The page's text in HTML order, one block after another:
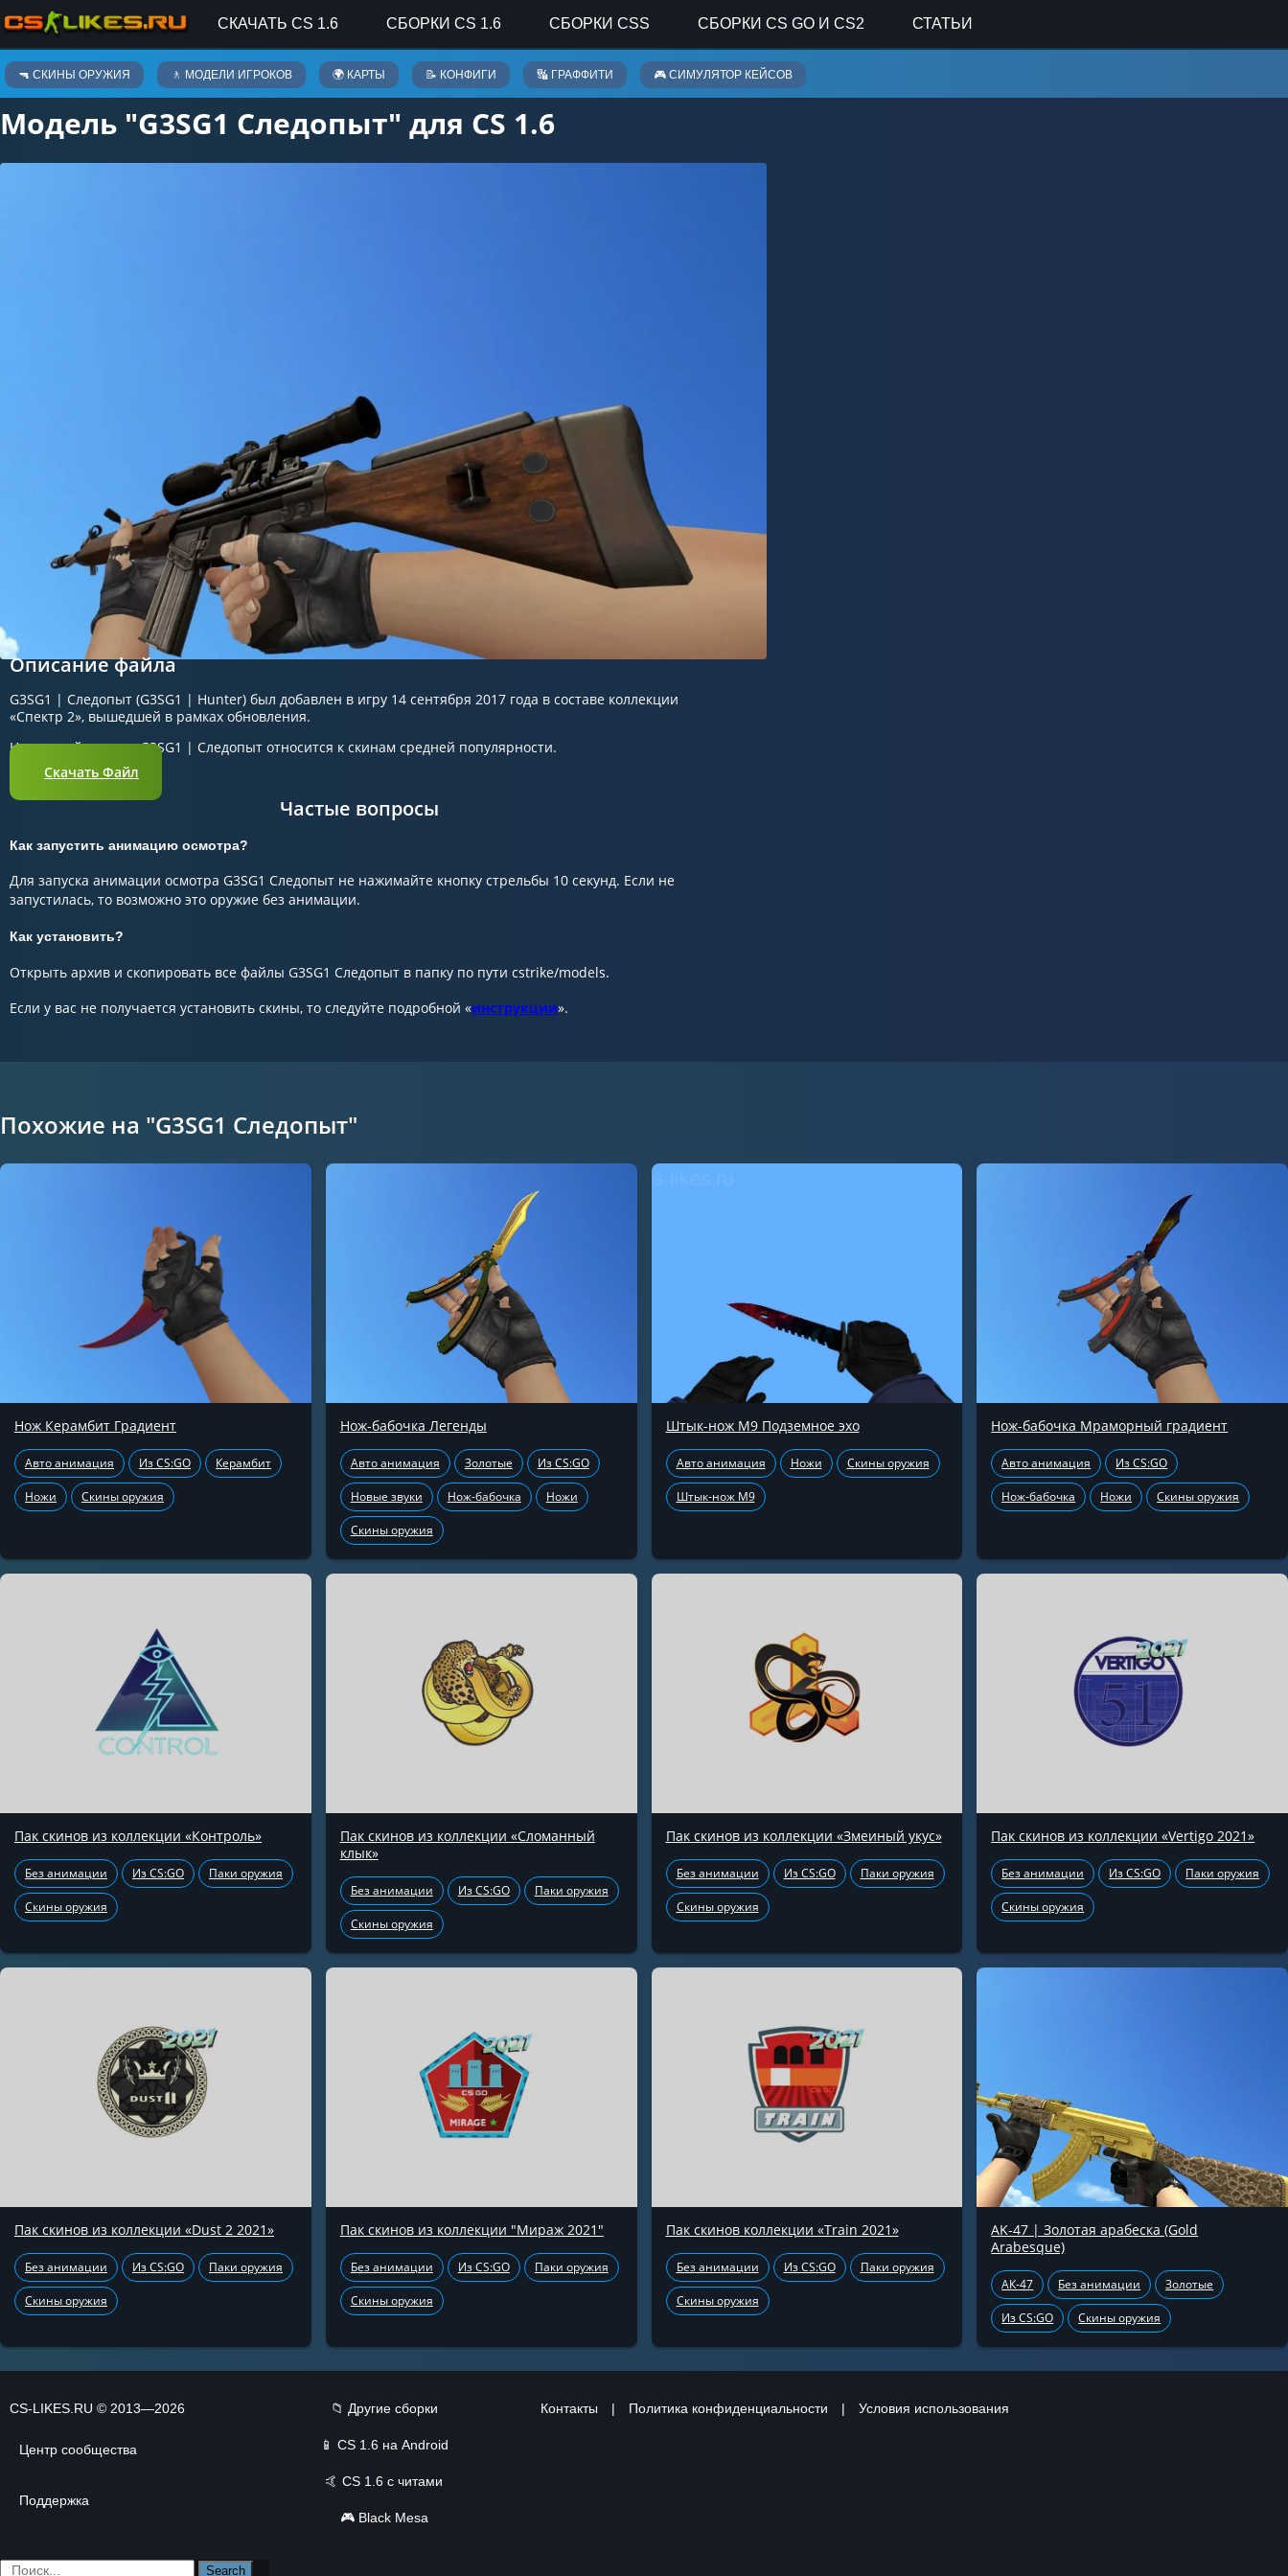
СКАЧАТЬ CS 1.6 СБОРКИ CS 1.6 СБОРКИ CSS СБОРКИ CS GO И CS2 СТАТЬИ
🔫 СКИНЫ ОРУЖИЯ 🚶 МОДЕЛИ ИГРОКОВ 🌍 КАРТЫ 📝 КОНФИГИ 🔣 ГРАФФИТИ 🎮 СИМУЛЯТОР КЕЙСОВ
Скины оружия
Модель "G3SG1 Следопыт" для CS 1.6
Описание файла
G3SG1 | Следопыт (G3SG1 | Hunter) был добавлен в игру 14 сентября 2017 года в составе коллекции
«Спектр 2», вышедшей в рамках обновления.
На данный момент G3SG1 | Следопыт относится к скинам средней популярности.
Скачать Файл
Частые вопросы
Как запустить анимацию осмотра?
Для запуска анимации осмотра G3SG1 Следопыт не нажимайте кнопку стрельбы 10 секунд. Если не
запустилась, то возможно это оружие без анимации.
Как установить?
Открыть архив и скопировать все файлы G3SG1 Следопыт в папку по пути cstrike/models.
Если у вас не получается установить скины, то следуйте подробной «инструкции».
Похожие на "G3SG1 Следопыт"
Нож Керамбит Градиент
Авто анимация Из CS:GO Керамбит
Ножи Скины оружия
Нож-бабочка Легенды
Авто анимация Золотые Из CS:GO
Новые звуки Нож-бабочка Ножи
Скины оружия
Штык-нож М9 Подземное эхо
Авто анимация Ножи Скины оружия
Штык-нож М9
Нож-бабочка Мраморный градиент
Авто анимация Из CS:GO
Нож-бабочка Ножи Скины оружия
Пак скинов из коллекции «Контроль»
Без анимации Из CS:GO Паки оружия
Скины оружия
Пак скинов из коллекции «Сломанный
клык»
Без анимации Из CS:GO Паки оружия
Скины оружия
Пак скинов из коллекции «Змеиный укус»
Без анимации Из CS:GO Паки оружия
Скины оружия
Пак скинов из коллекции «Vertigo 2021»
Без анимации Из CS:GO Паки оружия
Скины оружия
Пак скинов из коллекции «Dust 2 2021»
Без анимации Из CS:GO Паки оружия
Скины оружия
Пак скинов из коллекции "Мираж 2021"
Без анимации Из CS:GO Паки оружия
Скины оружия
Пак скинов коллекции «Train 2021»
Без анимации Из CS:GO Паки оружия
Скины оружия
AK-47 | Золотая арабеска (Gold
Arabesque)
АК-47 Без анимации Золотые
Из CS:GO Скины оружия
CS-LIKES.RU © 2013—2026
Центр сообщества
Поддержка
📁 Другие сборки
📱 CS 1.6 на Android
🤙CS 1.6 с читами
🎮 Black Mesa
Контакты | Политика конфиденциальности | Условия использования
Search